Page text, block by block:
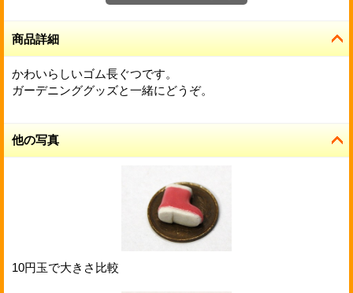
商品詳細
かわいらしいゴム長ぐつです。
ガーデニンググッズと一緒にどうぞ。
他の写真
10円玉で大きさ比較